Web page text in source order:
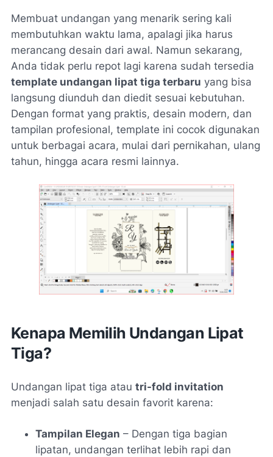
Membuat undangan yang menarik sering kali
membutuhkan waktu lama, apalagi jika harus
merancang desain dari awal. Namun sekarang,
Anda tidak perlu repot lagi karena sudah tersedia
template undangan lipat tiga terbaru yang bisa
langsung diunduh dan diedit sesuai kebutuhan.
Dengan format yang praktis, desain modern, dan
tampilan profesional, template ini cocok digunakan
untuk berbagai acara, mulai dari pernikahan, ulang
tahun, hingga acara resmi lainnya.
Kenapa Memilih Undangan Lipat
Tiga?
Undangan lipat tiga atau tri-fold invitation
menjadi salah satu desain favorit karena:
Tampilan Elegan – Dengan tiga bagian
lipatan, undangan terlihat lebih rapi dan